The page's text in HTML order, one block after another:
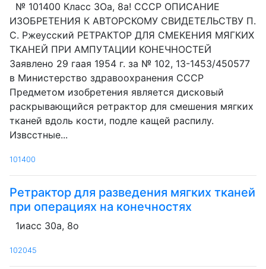
№ 101400 Класс ЗОа, 8а! СССР ОПИСАНИЕ
ИЗОБРЕТЕНИЯ К АВТОРСКОМУ СВИДЕТЕЛЬСТВУ П.
С. Ржеусский РЕТРАКТОР ДЛЯ CMEKEHИЯ МЯГКИХ
TKAHЕЙ ПРИ АМПУТАЦИИ КОНЕЧНОСТЕЙ
Заявлено 29 гаая 1954 г. за № 102, 13-1453/450577
в Министерство здравоохранения СССР
Предметом изобретения является дисковый
раскрывающийся ретрактор для смешения мягких
тканей вдоль кости, подле кащей распилу.
Извсстные...
101400
Ретрактор для разведения мягких тканей
при операциях на конечностях
1иасс 30а, 8о
102045